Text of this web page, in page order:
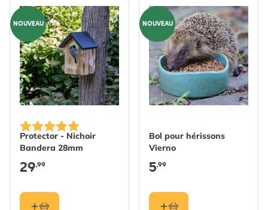
NOUVEAU
Protector - Nichoir
Bandera 28mm
29,99
NOUVEAU
Bol pour hérissons
Vierno
5,99